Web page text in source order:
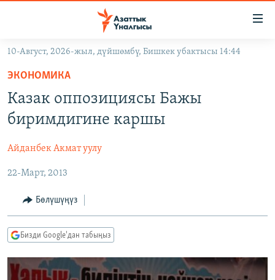
Навигацияга
өтүңүз
Издөөгө
салыңыз
ЭКОНОМИКА
МАДАНИЯТ
ДҮЙНӨ
БОРБОР АЗИЯ
УКРАИНА
АТАЙЫН ИЛИКТӨӨ
ТВ ПРОГРАММАЛАР
БҮГҮН АЗАТТЫКТА
БИЗ ЖАНА ДҮЙНӨ
ДАНИСТЕ
ПОДКАСТ
ӨЗГӨЧӨ ПИКИР
10-Август, 2026-жыл, дүйшөмбү, Бишкек убактысы 14:44
ЭКОНОМИКА
Казак оппозициясы Бажы
биримдигине каршы
Айданбек Акмат уулу
22-Март, 2013
Бөлүшүңүз
Бизди Google'дан табыңыз